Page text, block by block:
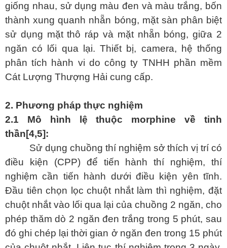
giống nhau, sử dụng màu đen và màu trắng, bốn
thành xung quanh nhẵn bóng, mặt sàn phân biệt
sử dụng mặt thô ráp và mặt nhẵn bóng, giữa 2
ngăn có lối qua lại. Thiết bị, camera, hệ thống
phân tích hành vi do công ty TNHH phần mềm
Cát Lượng Thượng Hải cung cấp.
2. Phương pháp thực nghiệm
2.1 Mô hình lệ thuộc morphine về tinh
thần[4,5]:
Sử dụng chuồng thí nghiệm sở thích vị trí có
điều kiện (CPP) để tiến hành thí nghiệm, thí
nghiệm cần tiến hành dưới điều kiện yên tĩnh.
Đầu tiên chọn lọc chuột nhắt làm thì nghiệm, đặt
chuột nhắt vào lối qua lại của chuồng 2 ngăn, cho
phép thăm dò 2 ngăn đen trắng trong 5 phút, sau
đó ghi chép lại thời gian ở ngăn đen trong 15 phút